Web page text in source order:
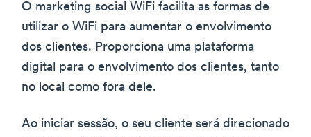
O marketing social WiFi facilita as formas de
utilizar o WiFi para aumentar o envolvimento
dos clientes. Proporciona uma plataforma
digital para o envolvimento dos clientes, tanto
no local como fora dele.
Ao iniciar sessão, o seu cliente será direcionado